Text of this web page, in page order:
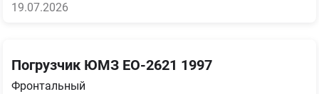
19.07.2026
Погрузчик ЮМЗ ЕО-2621 1997
Фронтальный